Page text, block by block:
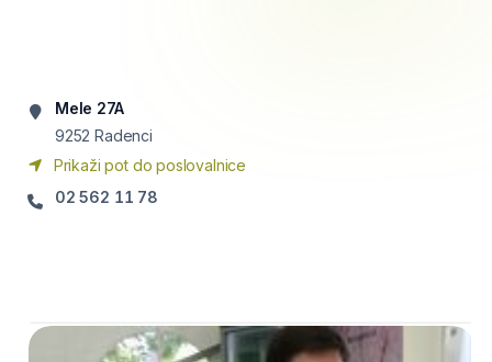
Mele 27A
9252 Radenci
Prikaži pot do poslovalnice
02 562 11 78